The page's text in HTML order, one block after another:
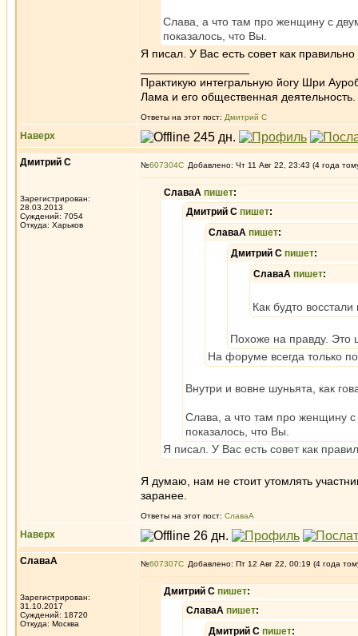
Слава, а что там про женщину с
показалось, что Вы.
Я писал. У Вас есть совет как правильно
Практикую интегральную йогу Шри
Лама и его общественная деятельность.
Ответы на этот пост: Дмитрий С
Наверх
Дмитрий С
Зарегистрирован:
28.03.2013
Суждений: 7054
Откуда: Харьков
№607304 Добавлено: Чт 11 Авг 22, 23:43 (4 года
СлаваА пишет:
Дмитрий С пишет:
СлаваА пишет:
Дмитрий С пишет:
СлаваА пишет:
Как будто
Похоже на правду. Это
На форуме всегда только
Внутри и вовне шуньята, как
Слава, а что там про женщину
показалось, что Вы.
Я писал. У Вас есть совет как
Я думаю, нам не стоит утомлять
заранее.
Ответы на этот пост: СлаваА
Наверх
СлаваА
Зарегистрирован:
31.10.2017
Суждений: 18720
Откуда: Москва
№607307 Добавлено: Пт 12 Авг 22, 00:19 (4 года
Дмитрий С пишет:
СлаваА пишет:
Дмитрий С пишет: